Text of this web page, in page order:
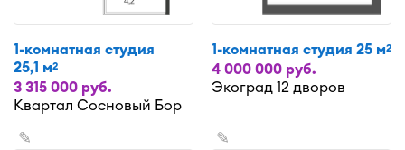
1-комнатная студия
25,1 м2
3 315 000 руб.
Квартал Сосновый Бор
1-комнатная студия 25 м2
4 000 000 руб.
Экоград 12 дворов
✎ ✎